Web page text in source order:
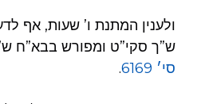
ולענין המתנת ו’ שעות, אף
ש”ך סקי”ט ומפורש בבא”ח
סי׳ 6169
.